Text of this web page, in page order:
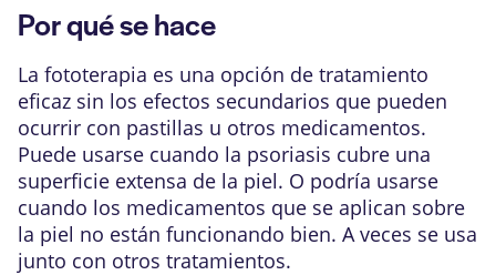
Por qué se hace
La fototerapia es una opción de tratamiento
eficaz sin los efectos secundarios que pueden
ocurrir con pastillas u otros medicamentos.
Puede usarse cuando la psoriasis cubre una
superficie extensa de la piel. O podría usarse
cuando los medicamentos que se aplican sobre
la piel no están funcionando bien. A veces se usa
junto con otros tratamientos.